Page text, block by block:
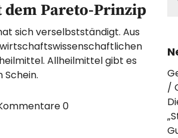
dem Pareto-Prinzip
sich verselbstständigt. Aus
Allheilmittel gibt es
Schein.
0